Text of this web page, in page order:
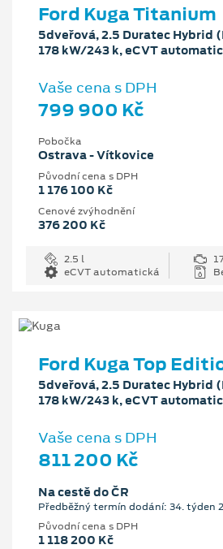
Ford Kuga Titanium
5dveřová, 2.5 Duratec Hybrid
178 kW/243 k, eCVT
Vaše cena s DPH
799 900 Kč
Pobočka
Ostrava - Vítkovice
Původní cena s DPH
1 176 100 Kč
Cenové zvýhodnění
376 200 Kč
2.5 l
eCVT automatická
Ford Kuga Top
5dveřová, 2.5 Duratec Hybrid
178 kW/243 k, eCVT
Vaše cena s DPH
811 200 Kč
Na cestě do ČR
Předběžný termín dodání: 34. týden
Původní cena s DPH
1 118 200 Kč